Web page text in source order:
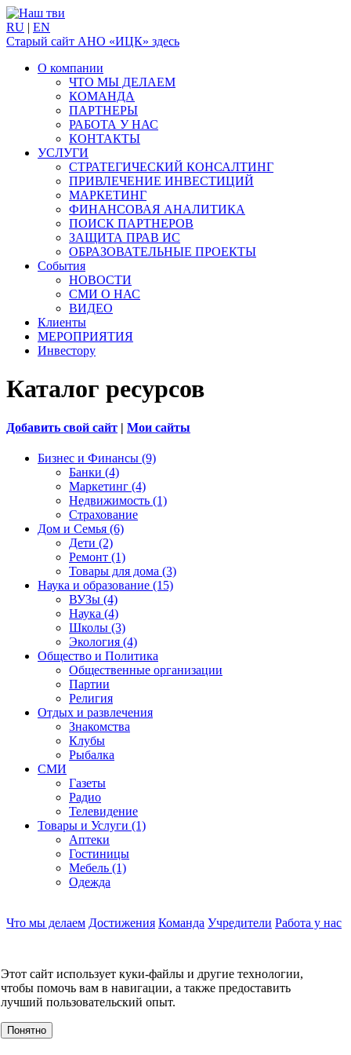
RU | EN
Старый сайт АНО «ИЦК» здесь
О компании
ЧТО МЫ ДЕЛАЕМ
КОМАНДА
ПАРТНЕРЫ
РАБОТА У НАС
КОНТАКТЫ
УСЛУГИ
СТРАТЕГИЧЕСКИЙ КОНСАЛТИНГ
ПРИВЛЕЧЕНИЕ ИНВЕСТИЦИЙ
МАРКЕТИНГ
ФИНАНСОВАЯ АНАЛИТИКА
ПОИСК ПАРТНЕРОВ
ЗАЩИТА ПРАВ ИС
ОБРАЗОВАТЕЛЬНЫЕ ПРОЕКТЫ
События
НОВОСТИ
СМИ О НАС
ВИДЕО
Клиенты
МЕРОПРИЯТИЯ
Инвестору
Каталог ресурсов
Добавить свой сайт | Мои сайты
Бизнес и Финансы (9)
Банки (4)
Маркетинг (4)
Недвижимость (1)
Страхование
Дом и Семья (6)
Дети (2)
Ремонт (1)
Товары для дома (3)
Наука и образование (15)
ВУЗы (4)
Наука (4)
Школы (3)
Экология (4)
Общество и Политика
Общественные организации
Партии
Религия
Отдых и развлечения
Знакомства
Клубы
Рыбалка
СМИ
Газеты
Радио
Телевидение
Товары и Услуги (1)
Аптеки
Гостиницы
Мебель (1)
Одежда
Что мы делаем Достижения Команда Учредители Работа у нас
О компании
УСЛУГИ
События
Клиенты
МЕРОПРИЯТИЯ
Этот сайт использует куки-файлы и другие технологии,
чтобы помочь вам в навигации, а также предоставить
лучший пользовательский опыт.
Понятно